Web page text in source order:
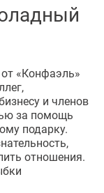
«Конфаэль»
и членов
за помощь
подарку.
отношения.